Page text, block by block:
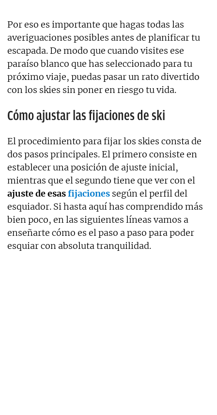
Por eso es importante que hagas todas las
averiguaciones posibles antes de planificar tu
escapada. De modo que cuando visites ese
paraíso blanco que has seleccionado para tu
próximo viaje, puedas pasar un rato divertido
con los skies sin poner en riesgo tu vida.
Cómo ajustar las fijaciones de ski
El procedimiento para fijar los skies consta de
dos pasos principales. El primero consiste en
establecer una posición de ajuste inicial,
mientras que el segundo tiene que ver con el
ajuste de esasfijaciones según el perfil del
esquiador. Si hasta aquí has comprendido más
bien poco, en las siguientes líneas vamos a
enseñarte cómo es el paso a paso para poder
esquiar con absoluta tranquilidad.